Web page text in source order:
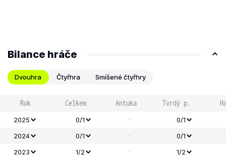
Bilance hráče
Dvouhra Čtyřhra Smíšené čtyřhry
Rok Celkem Antuka Tvrdý p.
2025 0/1 -
0/1
2024
0/1 -
0/1
2023
1/2 -
1/2